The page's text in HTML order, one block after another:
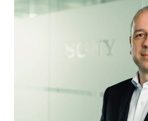
TREND